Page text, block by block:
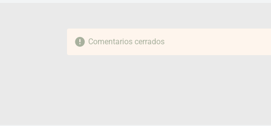
Comentarios cerrados